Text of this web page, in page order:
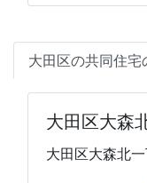
大田区の共同住宅
大田区大森
大田区大森北一